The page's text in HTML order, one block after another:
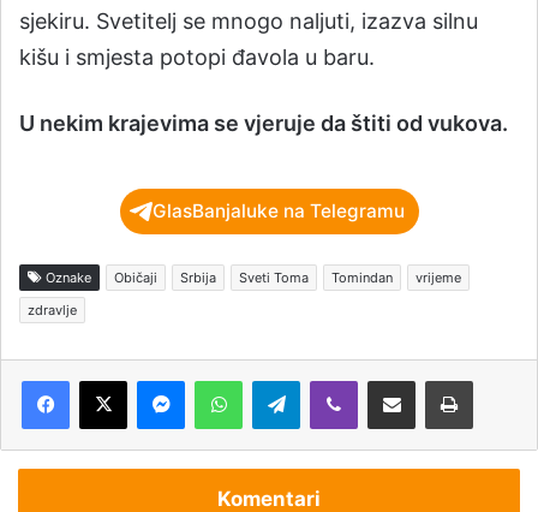
sjekiru. Svetitelj se mnogo naljuti, izazva silnu
kišu i smjesta potopi đavola u baru.
U nekim krajevima se vjeruje da štiti od vukova.
GlasBanjaluke na Telegramu
Oznake Običaji Srbija Sveti Toma Tomindan
vrijeme
zdravlje
Telegram
Komentari